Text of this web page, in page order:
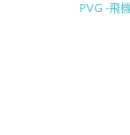
PVG -飛